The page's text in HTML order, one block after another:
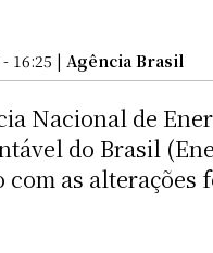
16:25 | Agência Brasil
Nacional de
do Brasil
com as